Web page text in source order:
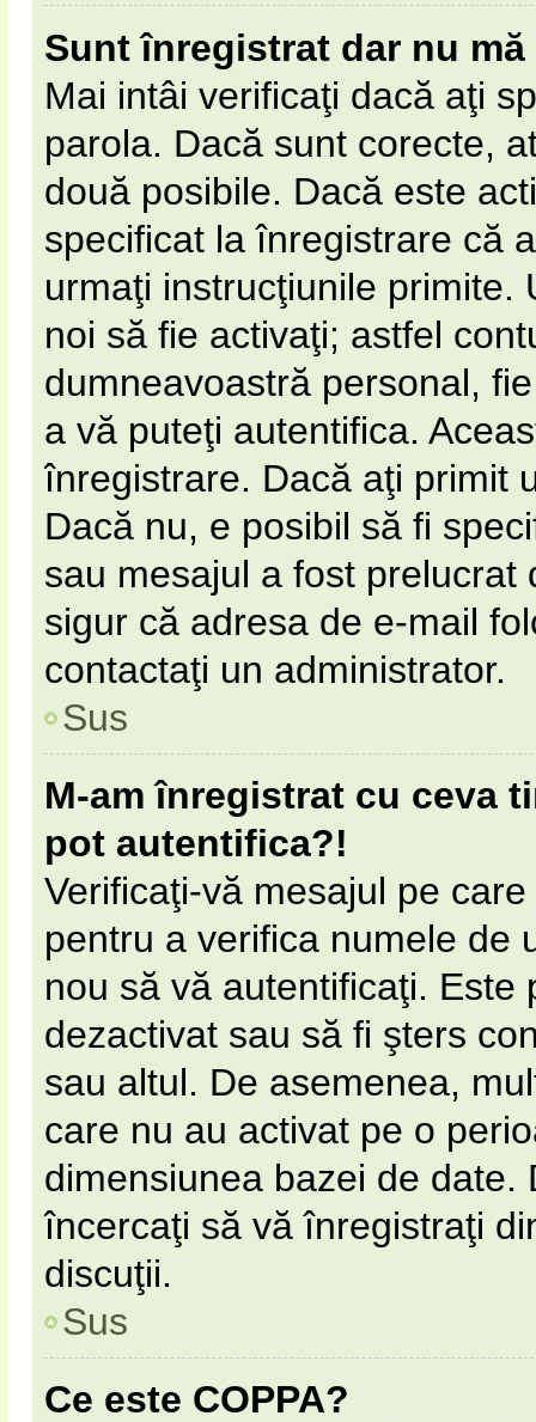
Sunt înregistrat dar nu
Mai intâi verificaţi dacă aţi
parola. Dacă sunt corecte,
două posibile. Dacă este
specificat la înregistrare că
urmaţi instrucţiunile primite.
noi să fie activaţi; astfel
dumneavoastră personal,
a vă puteţi autentifica.
înregistrare. Dacă aţi primit
Dacă nu, e posibil să fi
sau mesajul a fost
sigur că adresa de e-mail
contactaţi un administrator.
Sus
M-am înregistrat cu ceva
pot autentifica?!
Verificaţi-vă mesajul pe
pentru a verifica numele de
nou să vă autentificaţi.
dezactivat sau să fi şters
sau altul. De asemenea,
care nu au activat pe o
dimensiunea bazei de
încercaţi să vă înregistraţi
discuţii.
Sus
Ce este COPPA?